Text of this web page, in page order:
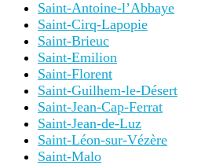
Saint-Antoine-l’Abbaye
Saint-Cirq-Lapopie
Saint-Brieuc
Saint-Emilion
Saint-Florent
Saint-Guilhem-le-Désert
Saint-Jean-Cap-Ferrat
Saint-Jean-de-Luz
Saint-Léon-sur-Vézère
Saint-Malo